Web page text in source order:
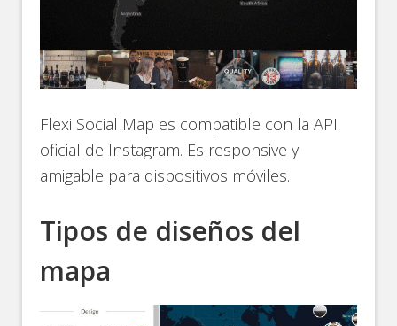
Flexi Social Map es compatible con la API
oficial de Instagram. Es responsive y
amigable para dispositivos móviles.
Tipos de diseños del
mapa